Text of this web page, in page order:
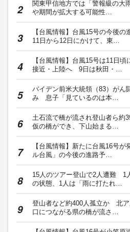
関東甲信地方では「警報級の大
や期間が拡大する可能性…
【台風情報】台風15号の今後
11日から12日にかけて、東…
【台風情報】台風15号は11日頃
接近・上陸へ 9日は秋田・…
バイデン前米大統領（83）がん
み 息子「見ているのは本…
土石流で橋が流され登山者ら約
仮の橋ができ、下山始まる…
【台風情報】新たに台風16号
ル台風」の今後の進路予…
15人のツアー登山で2人遭難 1
の状態、1人は「雨に打たれ…
登山者など約400人孤立か 北ア
口につながる県の橋が流さ…